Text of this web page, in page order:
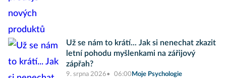
Už se nám to krátí... Jak si nenechat zkazit
letní pohodu myšlenkami na zářijový
zápřah?
9. srpna 2026 06:00 Moje Psychologie